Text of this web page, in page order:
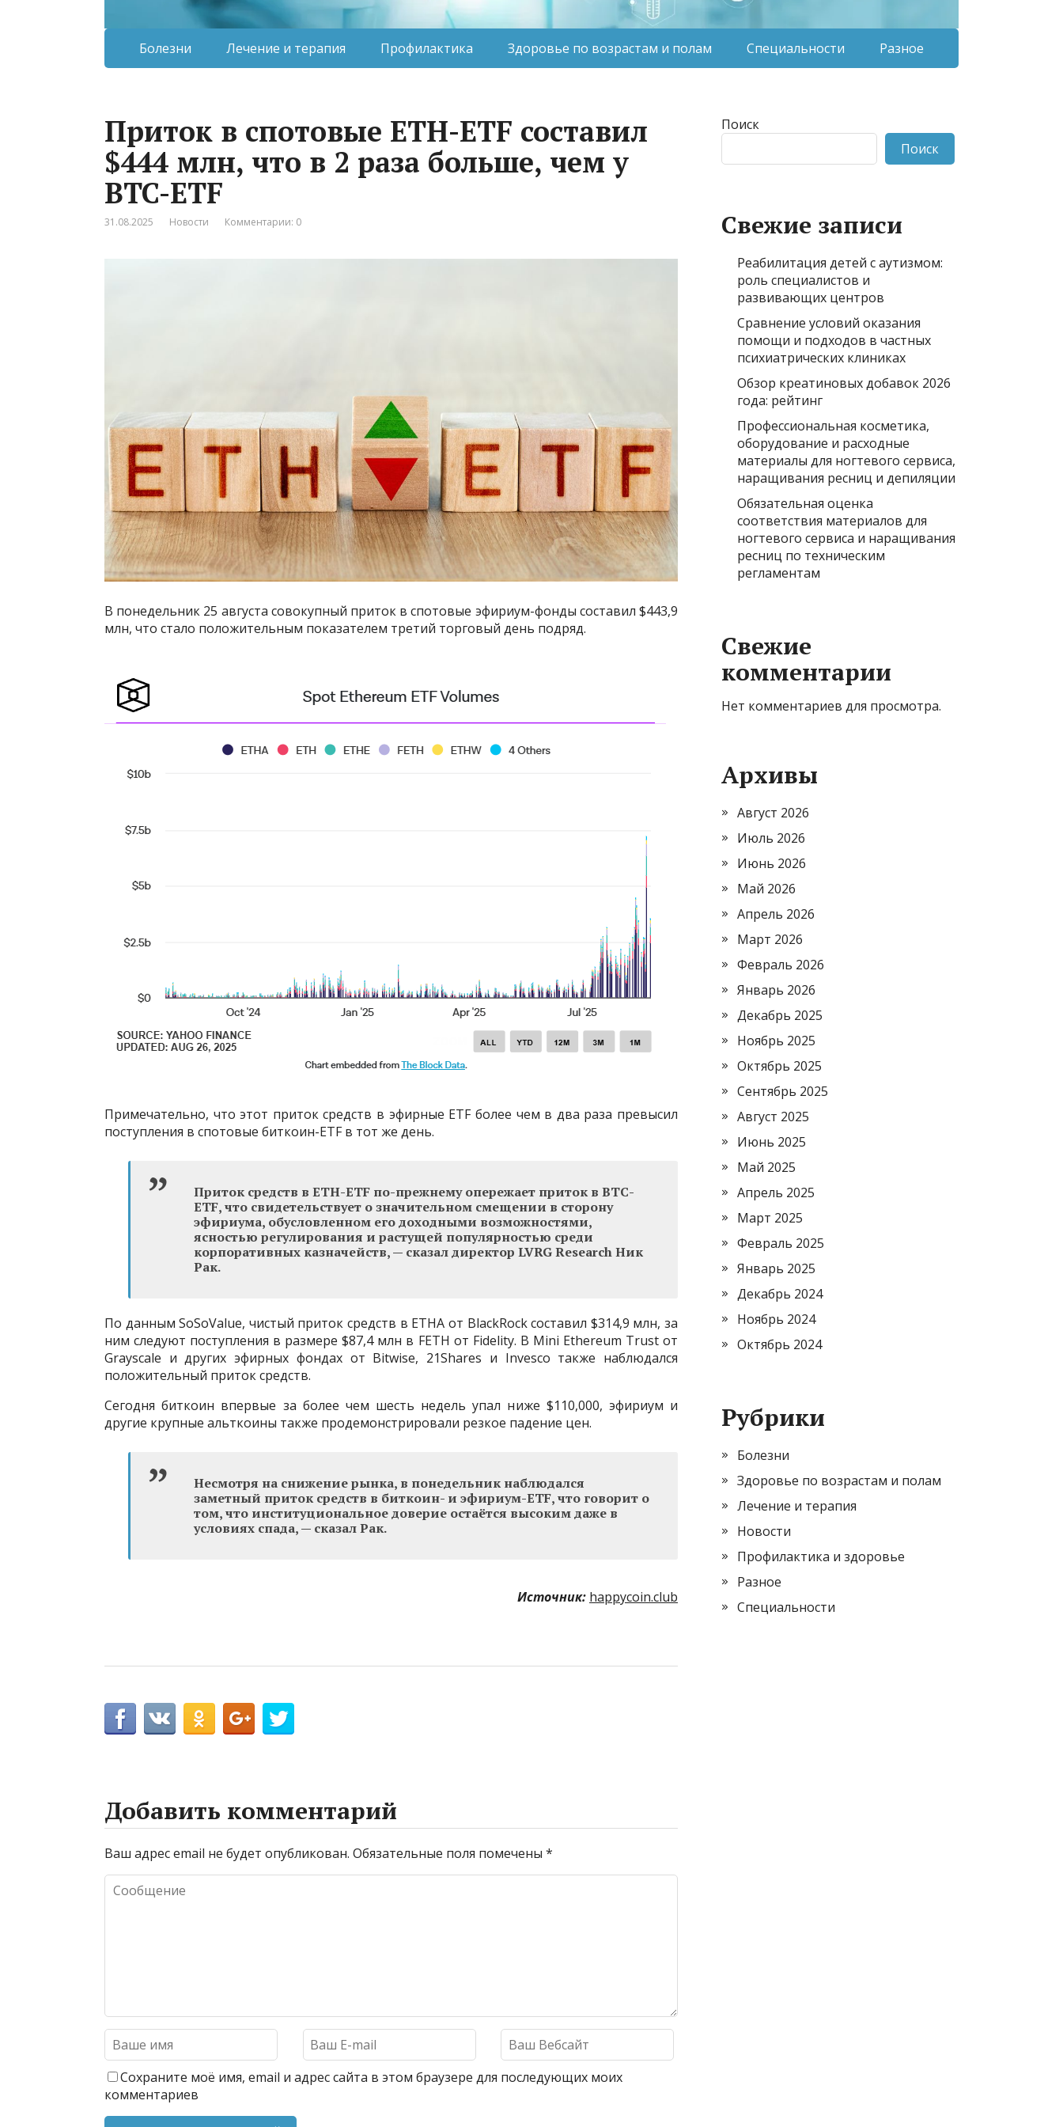
Болезни Лечение и терапия Профилактика Здоровье по возрастам и полам Специальности Разное
Приток в спотовые ETH-ETF составил
$444 млн, что в 2 раза больше, чем у
BTC-ETF
31.08.2025 Новости Комментарии: 0
В понедельник 25 августа совокупный приток в спотовые эфириум-фонды составил $443,9
млн, что стало положительным показателем третий торговый день подряд.
Примечательно, что этот приток средств в эфирные ETF более чем в два раза превысил
поступления в спотовые биткоин-ETF в тот же день.
Приток средств в ETH-ETF по-прежнему опережает приток в BTC-
ETF, что свидетельствует о значительном смещении в сторону
эфириума, обусловленном его доходными возможностями,
ясностью регулирования и растущей популярностью среди
корпоративных казначейств, — сказал директор LVRG Research Ник
Рак.
По данным SoSoValue, чистый приток средств в ETHA от BlackRock составил $314,9 млн, за
ним следуют поступления в размере $87,4 млн в FETH от Fidelity. В Mini Ethereum Trust от
Grayscale и других эфирных фондах от Bitwise, 21Shares и Invesco также наблюдался
положительный приток средств.
Сегодня биткоин впервые за более чем шесть недель упал ниже $110,000, эфириум и
другие крупные альткоины также продемонстрировали резкое падение цен.
Несмотря на снижение рынка, в понедельник наблюдался
заметный приток средств в биткоин- и эфириум-ETF, что говорит о
том, что институциональное доверие остаётся высоким даже в
условиях спада, — сказал Рак.
Источник: happycoin.club
Добавить комментарий
Ваш адрес email не будет опубликован. Обязательные поля помечены *
Сохраните моё имя, email и адрес сайта в этом браузере для последующих моих
комментариев
Поиск
Поиск
Свежие записи
Реабилитация детей с аутизмом:
роль специалистов и
развивающих центров
Сравнение условий оказания
помощи и подходов в частных
психиатрических клиниках
Обзор креатиновых добавок 2026
года: рейтинг
Профессиональная косметика,
оборудование и расходные
материалы для ногтевого сервиса,
наращивания ресниц и депиляции
Обязательная оценка
соответствия материалов для
ногтевого сервиса и наращивания
ресниц по техническим
регламентам
Свежие
комментарии
Нет комментариев для просмотра.
Архивы
Август 2026
Июль 2026
Июнь 2026
Май 2026
Апрель 2026
Март 2026
Февраль 2026
Январь 2026
Декабрь 2025
Ноябрь 2025
Октябрь 2025
Сентябрь 2025
Август 2025
Июнь 2025
Май 2025
Апрель 2025
Март 2025
Февраль 2025
Январь 2025
Декабрь 2024
Ноябрь 2024
Октябрь 2024
Рубрики
Болезни
Здоровье по возрастам и полам
Лечение и терапия
Новости
Профилактика и здоровье
Разное
Специальности